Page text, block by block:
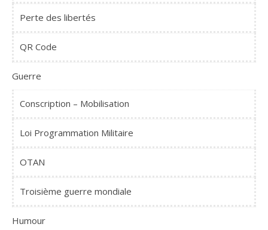
Perte des libertés
QR Code
Guerre
Conscription – Mobilisation
Loi Programmation Militaire
OTAN
Troisième guerre mondiale
Humour